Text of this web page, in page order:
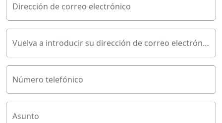
Dirección de correo electrónico
Vuelva a introducir su dirección de correo electrónico
Número telefónico
Asunto